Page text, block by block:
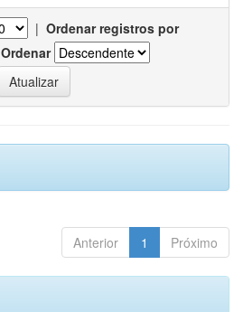
| Ordenar registros por
Ordenar
Anterior 1 Próximo